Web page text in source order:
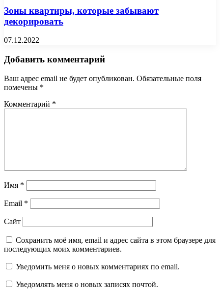
Зоны квартиры, которые забывают
декорировать
07.12.2022
Добавить комментарий
Ваш адрес email не будет опубликован. Обязательные поля
помечены *
Комментарий *
Имя *
Email *
Сайт
Сохранить моё имя, email и адрес сайта в этом браузере для
последующих моих комментариев.
Уведомить меня о новых комментариях по email.
Уведомлять меня о новых записях почтой.